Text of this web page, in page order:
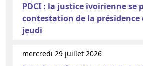
PDCI : la justice ivoirienne se
contestation de la présidence
jeudi
mercredi 29 juillet 2026